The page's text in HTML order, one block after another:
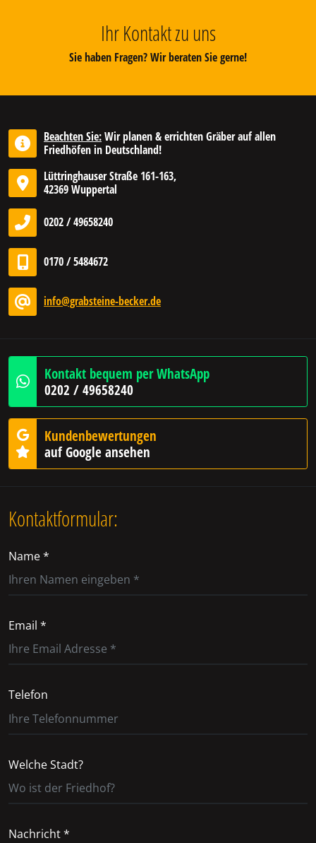
Ihr Kontakt zu uns
Sie haben Fragen? Wir beraten Sie gerne!
Beachten Sie:Wir planen & errichten Gräber auf allen
Friedhöfen in Deutschland!
Lüttringhauser Straße 161-163,
42369 Wuppertal
0202 / 49658240
0170 / 5484672
info@grabsteine-becker.de
Kontakt bequem per WhatsApp
0202 / 49658240
Kundenbewertungen
auf Google ansehen
Kontaktformular:
Name *
Email *
Telefon
Welche Stadt?
Nachricht *